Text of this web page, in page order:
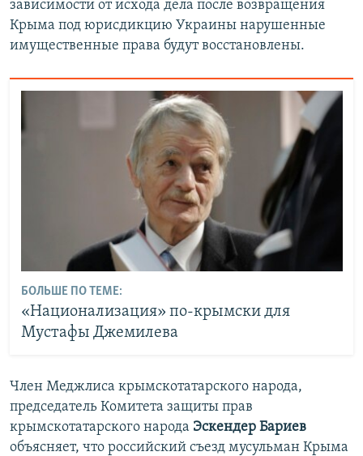
зависимости от исхода дела после возвращения
Крыма под юрисдикцию Украины нарушенные
имущественные права будут восстановлены.
БОЛЬШЕ ПО ТЕМЕ:
«Национализация» по-крымски для
Мустафы Джемилева
Член Меджлиса крымскотатарского народа,
председатель Комитета защиты прав
крымскотатарского народа Эскендер Бариев
объясняет, что российский съезд мусульман Крыма